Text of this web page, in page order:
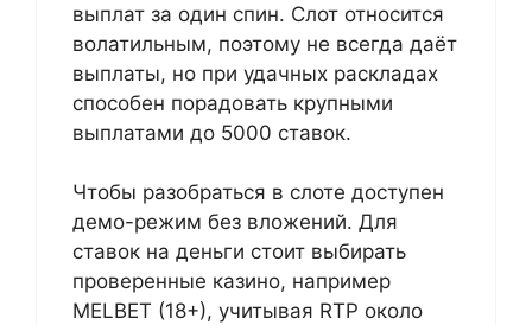
выплат за один спин. Слот относится
волатильным, поэтому не всегда даёт
выплаты, но при удачных раскладах
способен порадовать крупными
выплатами до 5000 ставок.
Чтобы разобраться в слоте доступен
демо-режим без вложений. Для
ставок на деньги стоит выбирать
проверенные казино, например
MELBET (18+), учитывая RTP около